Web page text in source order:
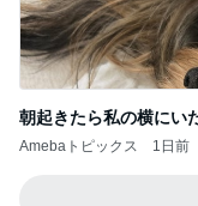
朝起きたら私の横にい
Amebaトピックス 1日前